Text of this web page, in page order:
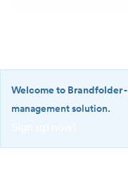
Welcome to Brandfolder-
management solution.